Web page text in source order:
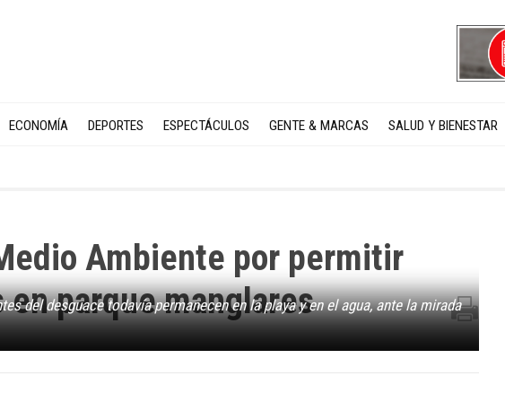
ECONOMÍA DEPORTES ESPECTÁCULOS GENTE & MARCAS SALUD Y BIENESTAR
Ambiente por permitir
parque manglares
del desguace todavía permanecen en la playa y en el agua, ante la mirada